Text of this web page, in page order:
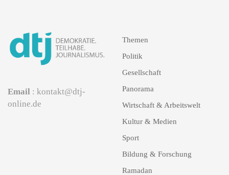
Email : kontakt@dtj-
online.de
Themen
Politik
Gesellschaft
Panorama
Wirtschaft & Arbeitswelt
Kultur & Medien
Sport
Bildung & Forschung
Ramadan